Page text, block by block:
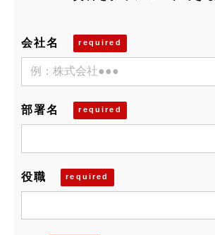
会社名
部署名
役職